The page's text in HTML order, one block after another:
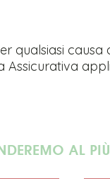
qualsiasi
AL